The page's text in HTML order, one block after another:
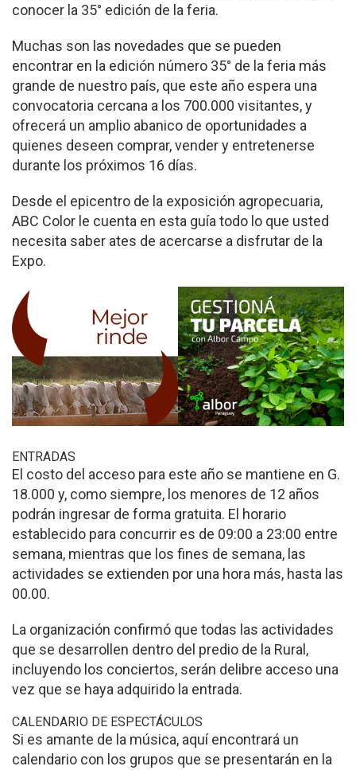
conocer la 35° edición de la feria.
Muchas son las novedades que se pueden
encontrar en la edición número 35° de la feria más
grande de nuestro país, que este año espera una
convocatoria cercana a los 700.000 visitantes, y
ofrecerá un amplio abanico de oportunidades a
quienes deseen comprar, vender y entretenerse
durante los próximos 16 días.
Desde el epicentro de la exposición agropecuaria,
ABC Color le cuenta en esta guía todo lo que usted
necesita saber ates de acercarse a disfrutar de la
Expo.
ENTRADAS
El costo del acceso para este año se mantiene en G.
18.000 y, como siempre, los menores de 12 años
podrán ingresar de forma gratuita. El horario
establecido para concurrir es de 09:00 a 23:00 entre
semana, mientras que los fines de semana, las
actividades se extienden por una hora más, hasta las
00.00.
La organización confirmó que todas las actividades
que se desarrollen dentro del predio de la Rural,
incluyendo los conciertos, serán delibre acceso una
vez que se haya adquirido la entrada.
CALENDARIO DE ESPECTÁCULOS
Si es amante de la música, aquí encontrará un
calendario con los grupos que se presentarán en la